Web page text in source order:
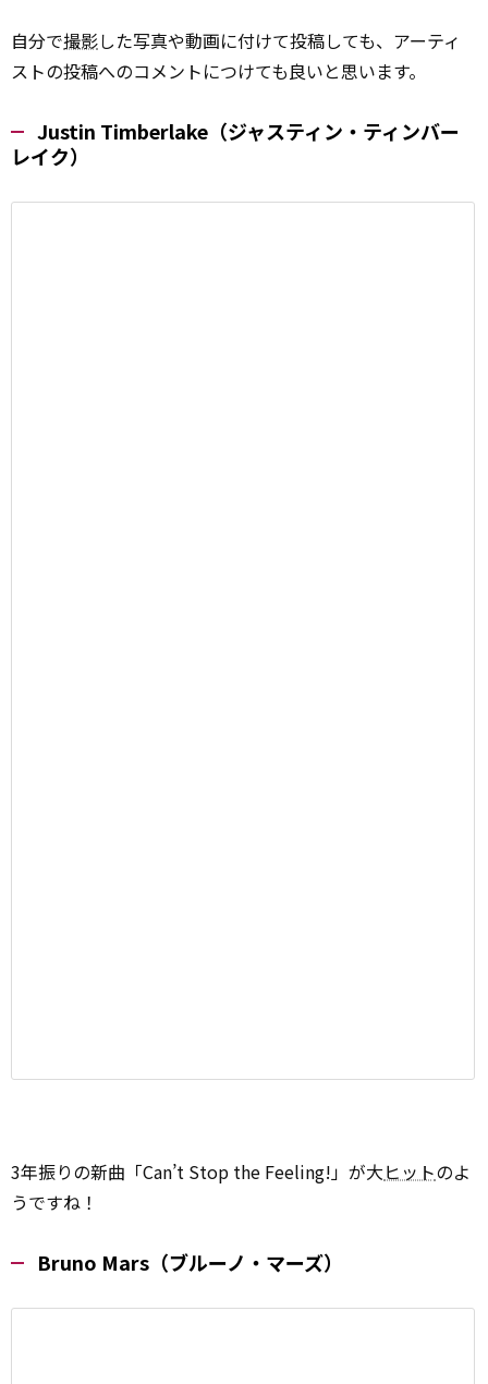
自分で撮影した写真や動画に付けて投稿しても、アーティ
ストの投稿へのコメントにつけても良いと思います。
Justin Timberlake（ジャスティン・ティンバー
レイク）
3年振りの新曲「Can’t Stop the Feeling!」が大ヒットのよ
うですね！
Bruno Mars（ブルーノ・マーズ）